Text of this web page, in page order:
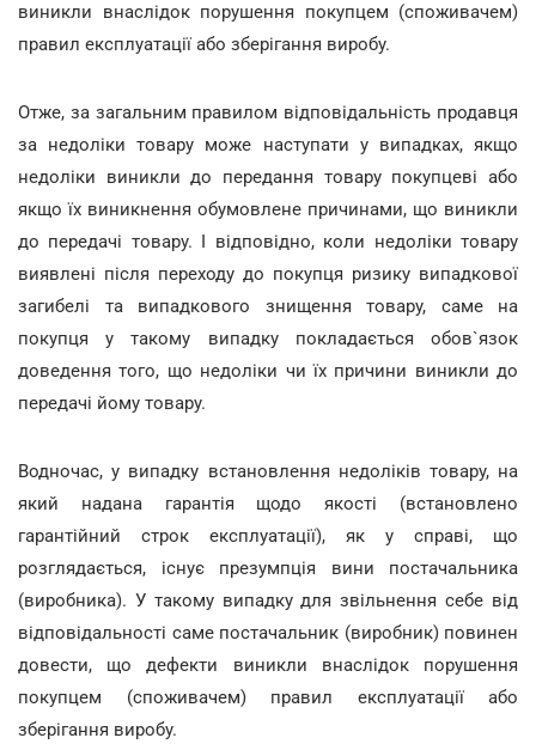
виникли внаслідок порушення покупцем (споживачем)
правил експлуатації або зберігання виробу.
Отже, за загальним правилом відповідальність продавця
за недоліки товару може наступати у випадках, якщо
недоліки виникли до передання товару покупцеві або
якщо їх виникнення обумовлене причинами, що виникли
до передачі товару. І відповідно, коли недоліки товару
виявлені після переходу до покупця ризику випадкової
загибелі та випадкового знищення товару, саме на
покупця у такому випадку покладається обов`язок
доведення того, що недоліки чи їх причини виникли до
передачі йому товару.
Водночас, у випадку встановлення недоліків товару, на
який надана гарантія щодо якості (встановлено
гарантійний строк експлуатації), як у справі, що
розглядається, існує презумпція вини постачальника
(виробника). У такому випадку для звільнення себе від
відповідальності саме постачальник (виробник) повинен
довести, що дефекти виникли внаслідок порушення
покупцем (споживачем) правил експлуатації або
зберігання виробу.